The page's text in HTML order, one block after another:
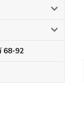
68-92